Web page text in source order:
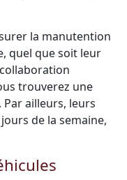
la manutention
quel que soit leur
trouverez une
ailleurs, leurs
de la semaine,